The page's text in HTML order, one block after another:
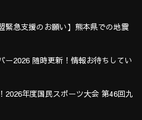
緊急支援のお願い】熊本県での地震
ー2026 随時更新！情報お待ちしてい
2026年度国民スポーツ大会 第46回九